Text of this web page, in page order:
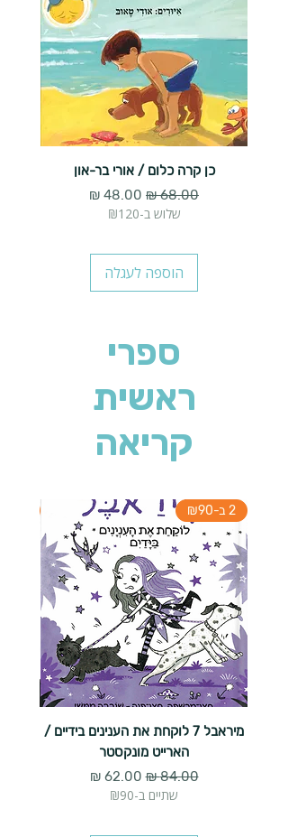
כן קרה כלום / אורי בר-און
מחיר רגיל מחיר מבצע
שלוש ב-₪120
הוספה לעגלה
ספרי
ראשית
קריאה
2 ב-₪90
מיראבל 7 לוקחת את הענינים בידיים /
הארייט מונקסטר
מחיר רגיל‏84.00 ‏₪ מחיר מבצע
שתיים ב-₪90